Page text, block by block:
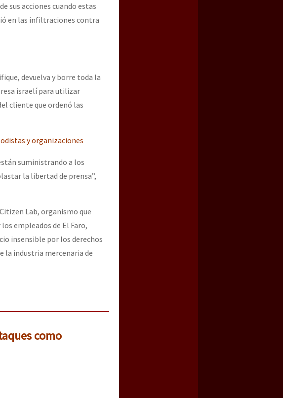
sus acciones cuando estas
en las infiltraciones contra
devuelva y borre toda la
israelí para utilizar
cliente que ordenó las
y organizaciones
suministrando a los
la libertad de prensa”,
Lab, organismo que
empleados de El Faro,
insensible por los derechos
la industria mercenaria de
como